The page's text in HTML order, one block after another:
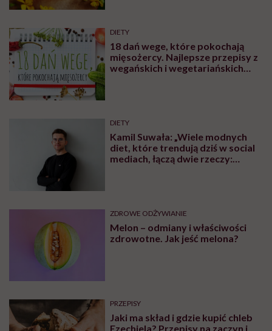
DIETY
18 dań wege, które pokochają
mięsożercy. Najlepsze przepisy z
wegańskich i wegetariańskich
DIETY
Kamil Suwała: „Wiele modnych
diet, które trendują dziś w social
mediach, łączą dwie rzeczy:
ZDROWE ODŻYWIANIE
Melon – odmiany i właściwości
zdrowotne. Jak jeść melona?
PRZEPISY
Jaki ma skład i gdzie kupić chleb
Ezechiela? Przepisy na zaczyn i